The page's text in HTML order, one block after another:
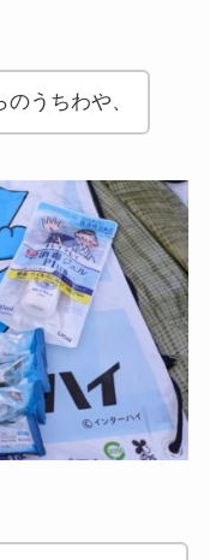
うちわや、